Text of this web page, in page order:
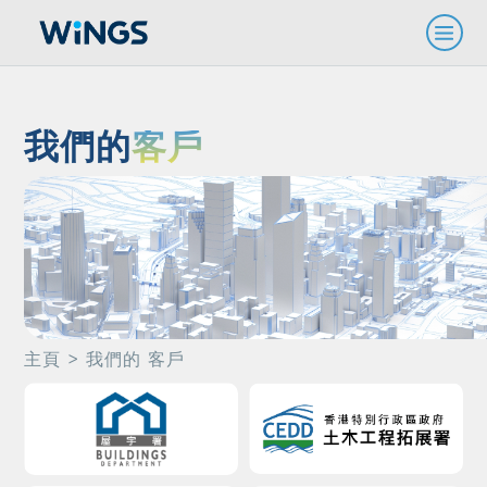
我們的客戶
主頁 > 我們的 客戶